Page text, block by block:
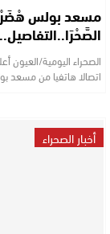
مسعد بولس هْضَرْ
الصَّحْرَا..التفاصيل..
الصحراء اليومية/العيون
اتصالا هاتفيا من مسعد
أخبار الصحراء